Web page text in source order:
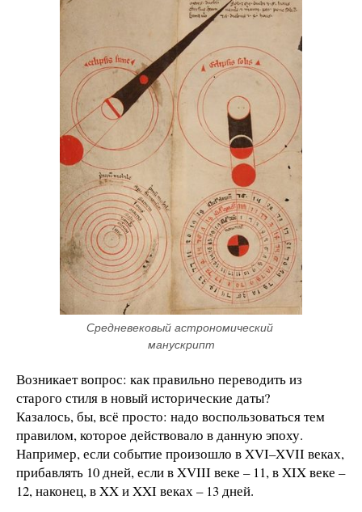
Средневековый астрономический
манускрипт
Возникает вопрос: как правильно переводить из
старого стиля в новый исторические даты?
Казалось, бы, всё просто: надо воспользоваться тем
правилом, которое действовало в данную эпоху.
Например, если событие произошло в XVI–XVII веках,
прибавлять 10 дней, если в XVIII веке – 11, в XIX веке –
12, наконец, в XX и XXI веках – 13 дней.